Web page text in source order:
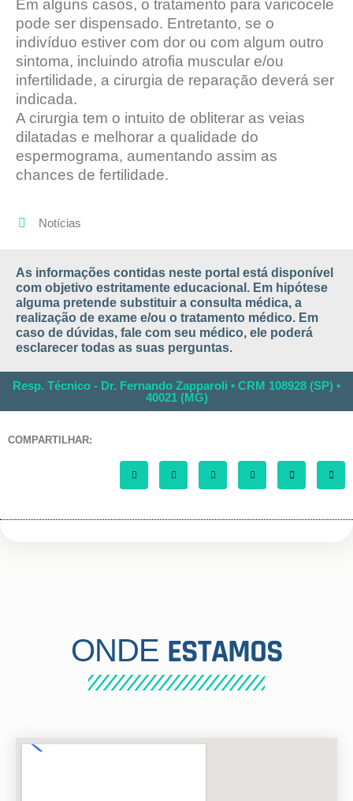
Em alguns casos, o tratamento para varicocele
pode ser dispensado. Entretanto, se o
indivíduo estiver com dor ou com algum outro
sintoma, incluindo atrofia muscular e/ou
infertilidade, a cirurgia de reparação deverá ser
indicada.
A cirurgia tem o intuito de obliterar as veias
dilatadas e melhorar a qualidade do
espermograma, aumentando assim as
chances de fertilidade.
Notícias
As informações contidas neste portal está disponível
com objetivo estritamente educacional. Em hipótese
alguma pretende substituir a consulta médica, a
realização de exame e/ou o tratamento médico. Em
caso de dúvidas, fale com seu médico, ele poderá
esclarecer todas as suas perguntas.
Resp. Técnico - Dr. Fernando Zapparoli • CRM 108928 (SP) •
40021 (MG)
COMPARTILHAR:
ONDE ESTAMOS